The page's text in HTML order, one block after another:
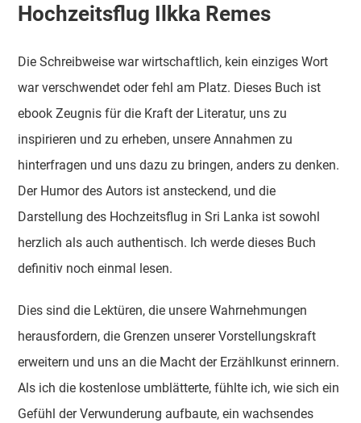
Hochzeitsflug Ilkka Remes
Die Schreibweise war wirtschaftlich, kein einziges Wort
war verschwendet oder fehl am Platz. Dieses Buch ist
ebook Zeugnis für die Kraft der Literatur, uns zu
inspirieren und zu erheben, unsere Annahmen zu
hinterfragen und uns dazu zu bringen, anders zu denken.
Der Humor des Autors ist ansteckend, und die
Darstellung des Hochzeitsflug in Sri Lanka ist sowohl
herzlich als auch authentisch. Ich werde dieses Buch
definitiv noch einmal lesen.
Dies sind die Lektüren, die unsere Wahrnehmungen
herausfordern, die Grenzen unserer Vorstellungskraft
erweitern und uns an die Macht der Erzählkunst erinnern.
Als ich die kostenlose umblätterte, fühlte ich, wie sich ein
Gefühl der Verwunderung aufbaute, ein wachsendes